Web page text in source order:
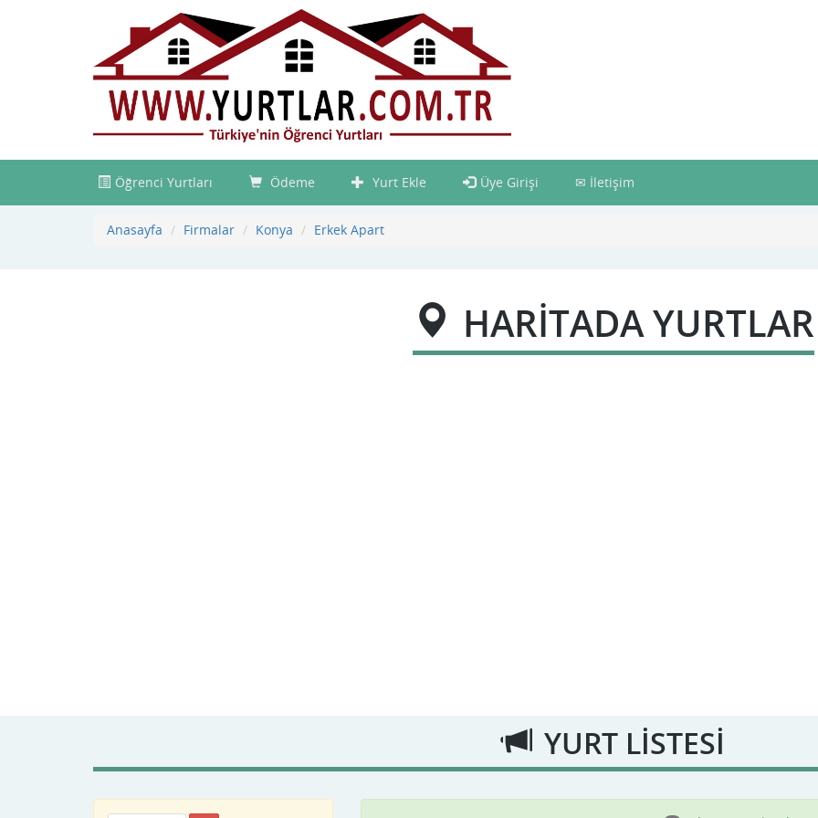
Öğrenci Yurtları Ödeme Yurt Ekle Üye Girişi İletişim
Anasayfa Firmalar Konya Erkek Apart
HARİTADA YURTLAR
YURT LİSTESİ